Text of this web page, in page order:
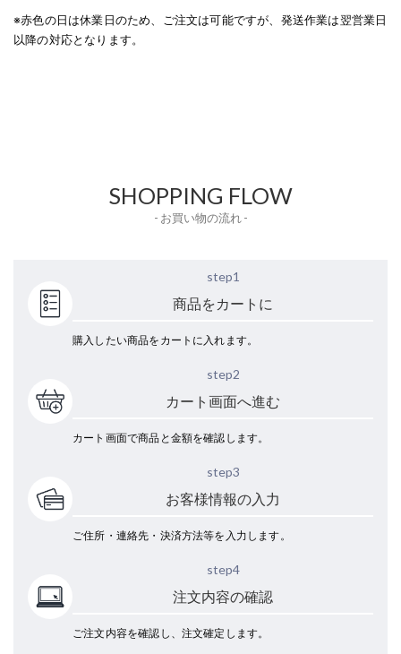
※赤色の日は休業日のため、ご注文は可能ですが、発送作業は翌営業日
以降の対応となります。
SHOPPING FLOW
- お買い物の流れ -
step1
商品をカートに
購入したい商品をカートに入れます。
step2
カート画面へ進む
カート画面で商品と金額を確認します。
step3
お客様情報の入力
ご住所・連絡先・決済方法等を入力します。
step4
注文内容の確認
ご注文内容を確認し、注文確定します。